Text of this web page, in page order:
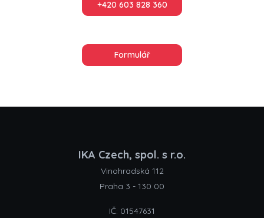
+420 603 828 360
Formulář
IKA Czech, spol. s r.o.
Vinohradská 112
Praha 3 - 130 00
IČ: 01547631